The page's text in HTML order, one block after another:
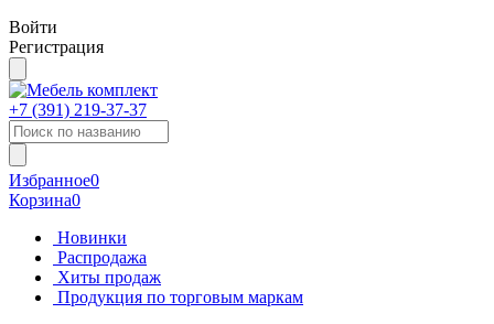
Войти
Регистрация
+7 (391) 219-37-37
Избранное0
Корзина0
Новинки
Распродажа
Хиты продаж
Продукция по торговым маркам